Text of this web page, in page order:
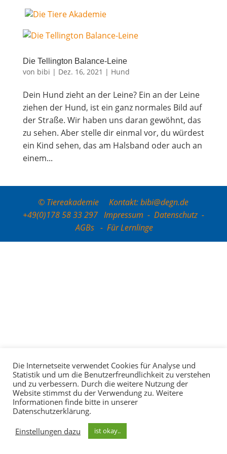
Die Tel­ling­ton Balance-Leine
von bibi | Dez. 16, 2021 | Hund
Dein Hund zieht an der Leine? Ein an der Lei­ne
zie­hen der Hund, ist ein ganz nor­ma­les Bild auf
der Stra­ße. Wir haben uns dar­an gewöhnt, das
zu sehen. Aber stel­le dir ein­mal vor, du wür­dest
ein Kind sehen, das am Hals­band oder auch an
einem...
© Tiereakademie Kontakt: bibi@degn.de
+49(0)178 58 33 297 Impressum - Datenschutz-
AGBs -Für Lernlinge
Die Internetseite verwendet Cookies für Analyse und
Statistik und um die Benutzerfreundlichkeit zu verstehen
und zu verbessern. Durch die weitere Nutzung der
Website stimmst du der Verwendung zu. Weitere
Informationen finde bitte in unserer
Datenschutzerklärung.
Einstellungen dazu
ist okay..